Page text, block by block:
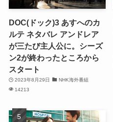
DOC(ドック)3 あすへのカ
ルテ ネタバレ アンドレア
が三たび主人公に。シーズ
ン2が終わったところから
スタート
2023年8月29日
NHK海外番組
14213